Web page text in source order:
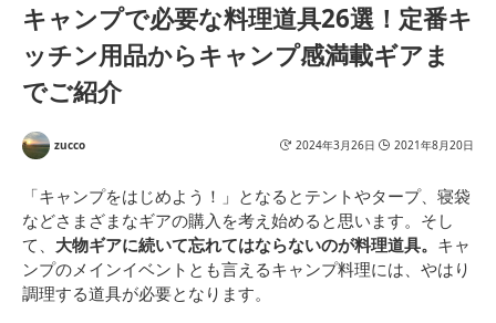
キャンプで必要な料理道具26選！定番キ
ッチン用品からキャンプ感満載ギアま
でご紹介
zucco 2024年3月26日 2021年8月20日
「キャンプをはじめよう！」となるとテントやタープ、寝袋
などさまざまなギアの購入を考え始めると思います。そし
て、 大物ギアに続いて忘れてはならないのが料理道具。 キャ
ンプのメインイベントとも言えるキャンプ料理には、やはり
調理する道具が必要となります。
Coleman(コールマン) ホ
ットサンドメーカー ホッ
トサンドイッチクッカー
ノンスティック加工 キャ
ンプ 1709435
アウトドアスパイス ほり